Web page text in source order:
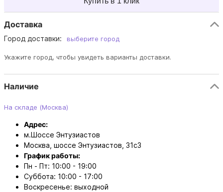
Доставка
Город доставки: выберите город
Укажите город, чтобы увидеть варианты доставки.
Наличие
На складе (Москва)
Адрес:
м.Шоссе Энтузиастов
Москва, шоссе Энтузиастов, 31с3
График работы:
Пн - Пт: 10:00 - 19:00
Суббота: 10:00 - 17:00
Воскресенье: выходной